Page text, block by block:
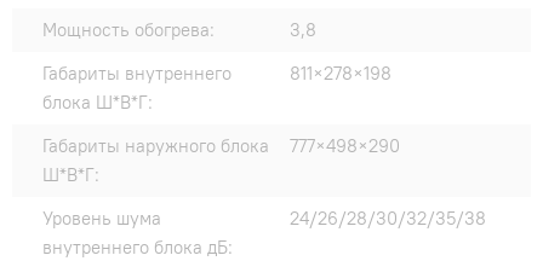
Мощность обогрева:
3,8
Габариты внутреннего
блока Ш*В*Г:
811×278×198
Габариты наружного блока
Ш*В*Г:
777×498×290
Уровень шума
внутреннего блока дБ:
24/26/28/30/32/35/38